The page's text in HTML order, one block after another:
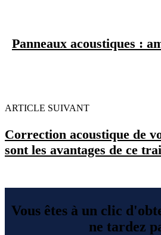
Panneaux acoustiques :
ARTICLE SUIVANT
Correction acoustique de
sont les avantages de ce
Vous êtes à un clic
ne tardez